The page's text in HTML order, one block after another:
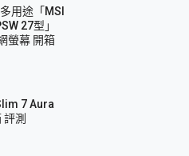
用途「MSI
27型」
螢幕 開箱
7 Aura
評測